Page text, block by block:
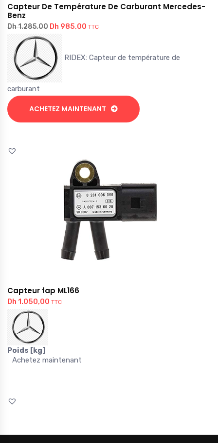
Capteur De Température De Carburant Mercedes-
Benz
Dh1.285,00 Dh 985,00 TTC
RIDEX: Capteur de température de
carburant
ACHETEZ MAINTENANT
Capteur fap ML166
Dh 1.050,00 TTC
Poids [kg]
Achetez maintenant